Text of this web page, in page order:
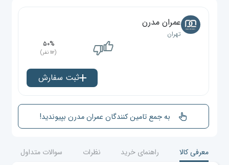
عمران مدرن
تهران
۵۰%
(۱۱۲ نفر)
ثبت سفارش
به جمع تامین کنندگان عمران مدرن بپیوندید!
معرفی کالا راهنمای خرید نظرات سوالات متداول